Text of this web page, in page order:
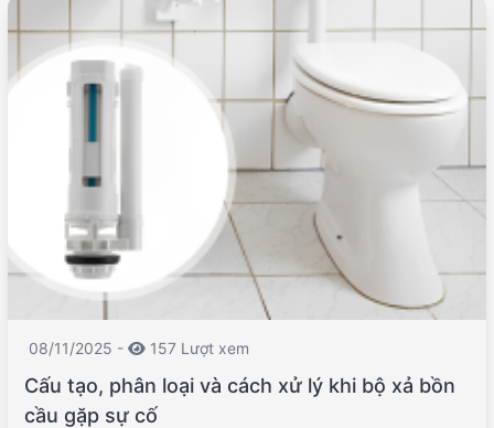
08/11/2025 - 157 Lượt xem
Cấu tạo, phân loại và cách xử lý khi bộ xả bồn
cầu gặp sự cố